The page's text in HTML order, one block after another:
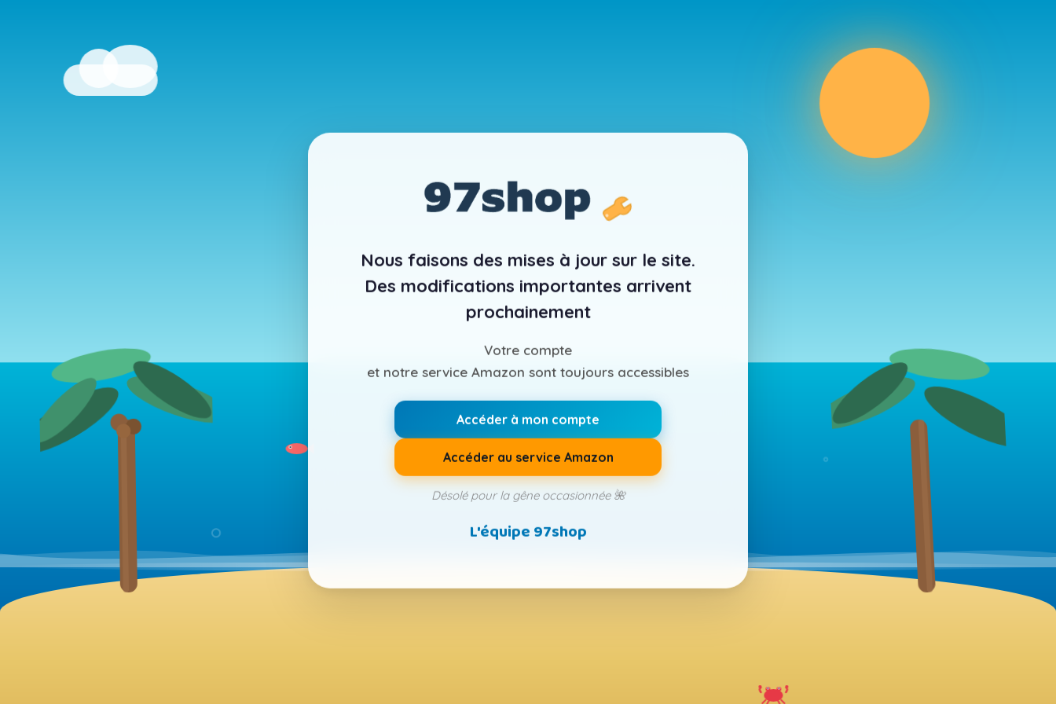
Nous faisons des mises à jour sur le site.
Des modifications importantes arrivent
prochainement
Votre compte
et notre service Amazon sont toujours accessibles
Accéder à mon compte
Accéder au service Amazon
Désolé pour la gêne occasionnée 🌺
L'équipe 97shop